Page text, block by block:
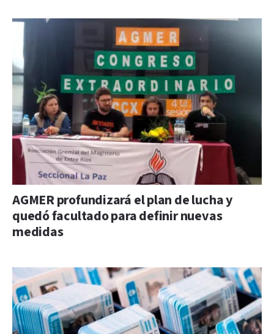
AGMER profundizará el plan de lucha y
quedó facultado para definir nuevas
medidas